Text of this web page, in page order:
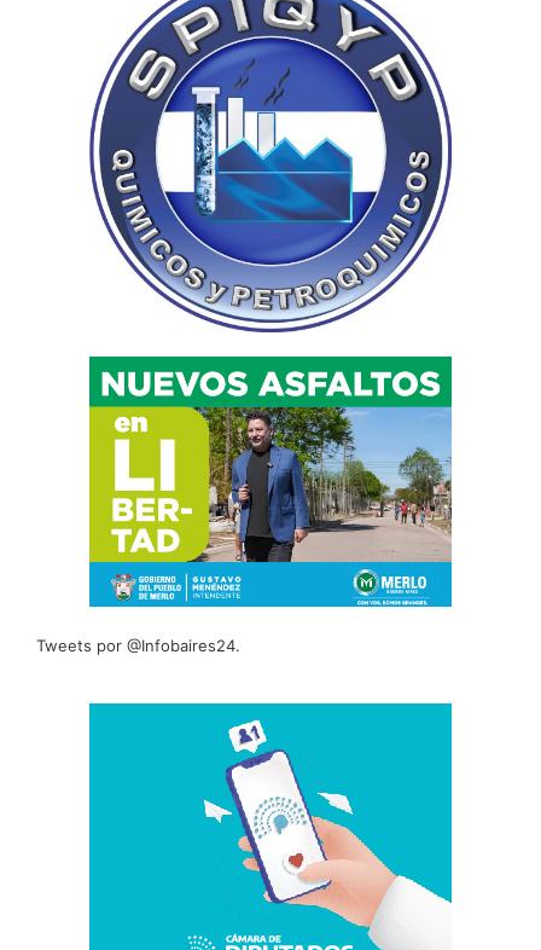
Tweets por @Infobaires24.